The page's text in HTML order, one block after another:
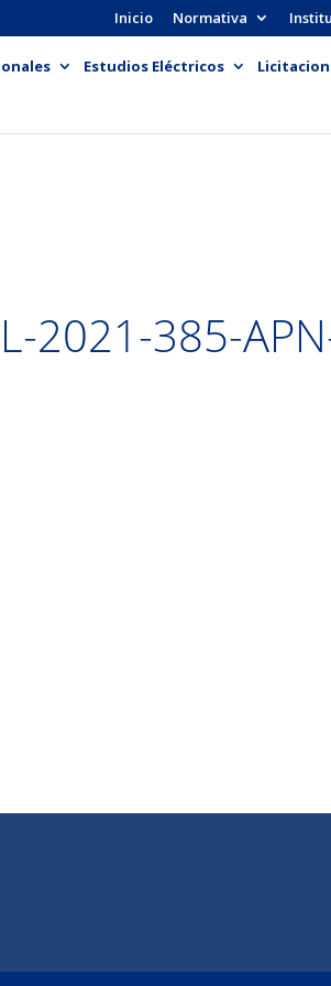
Inicio Normativa
Estudios Eléctricos
2021-385-